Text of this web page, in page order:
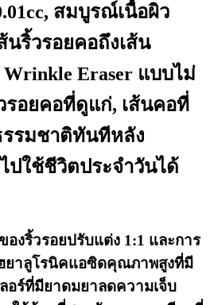
สมบูรณ์เนื้อผิว
นริ้วรอยคอถึงเส้น
Eraser แบบไม่
รอยคอที่ดูแก่, เส้นคอที่
รรมชาติทันทีหลัง
ปใช้ชีวิตประจำวันได้
องริ้วรอยปรับแต่ง 1:1 และการ
ยาลูโรนิคแอซิดคุณภาพสูงที่มี
อร์ที่มียาดมยาลดความเจ็บ